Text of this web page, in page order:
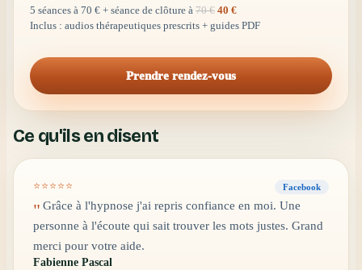
5 séances à 70 € + séance de clôture à 70 € 40 €
Inclus : audios thérapeutiques prescrits + guides PDF
Prendre rendez-vous
Ce qu'ils en disent
⭐⭐⭐⭐⭐ Facebook
" Grâce à l'hypnose j'ai repris confiance en moi. Une
personne à l'écoute qui sait trouver les mots justes. Grand
merci pour votre aide.
Fabienne Pascal